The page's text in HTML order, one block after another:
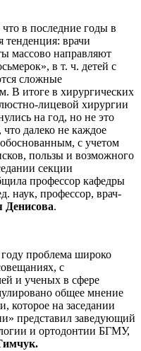
в последние годы в
тенденция: врачи
массово направляют
в т. ч. детей с
сложные
В итоге в хирургических
лицевой хирургии
на год, но не это
далеко не каждое
с учетом
пользы и возможного
секции
профессор кафедры
наук, профессор, врач-
.
году проблема широко
с
и ученых в сфере
общее мнение
которое на заседании
представил заведующий
и ортодонтии БГМУ,